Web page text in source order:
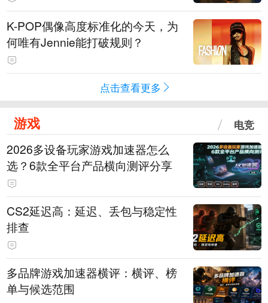
K-POP偶像高度标准化的今天，为
何唯有Jennie能打破规则？
点击查看更多
游戏 电竞
2026多设备玩家游戏加速器怎么
选？6款全平台产品横向测评分享
CS2延迟高：延迟、丢包与稳定性
排查
多品牌游戏加速器横评：横评、榜
单与候选范围